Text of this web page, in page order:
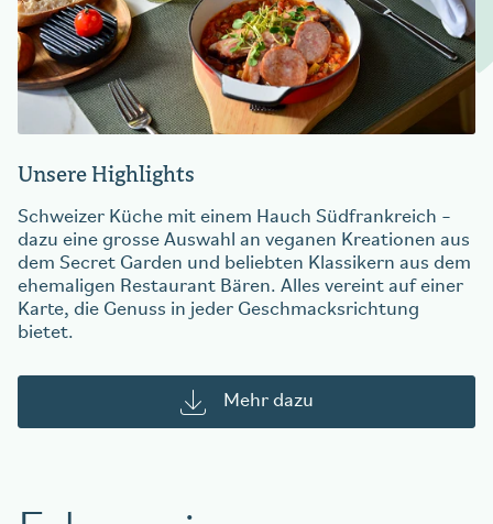
Unsere Highlights
Schweizer Küche mit einem Hauch Südfrankreich –
dazu eine grosse Auswahl an veganen Kreationen aus
dem Secret Garden und beliebten Klassikern aus dem
ehemaligen Restaurant Bären. Alles vereint auf einer
Karte, die Genuss in jeder Geschmacksrichtung
bietet.
Mehr dazu